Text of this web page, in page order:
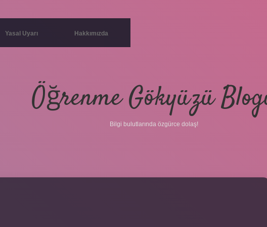
Yasal Uyarı Hakkımızda
Öğrenme Gökyüzü
Bilgi bulutlarında özgürce dolaş!